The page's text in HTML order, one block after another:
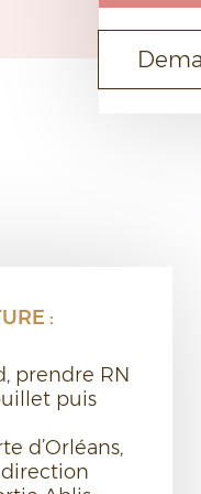
:
prendre RN
puis
d’Orléans,